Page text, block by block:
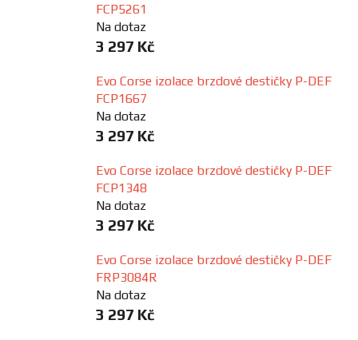
FCP5261
Na dotaz
3 297 Kč
Evo Corse izolace brzdové destičky P-DEF
FCP1667
Na dotaz
3 297 Kč
Evo Corse izolace brzdové destičky P-DEF
FCP1348
Na dotaz
3 297 Kč
Evo Corse izolace brzdové destičky P-DEF
FRP3084R
Na dotaz
3 297 Kč